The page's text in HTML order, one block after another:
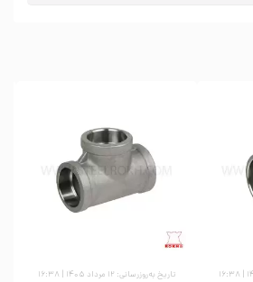
تاریخ به‌روزرسانی: ۱۲ مرداد ۱۴۰۵ | ۱۶:۳۸